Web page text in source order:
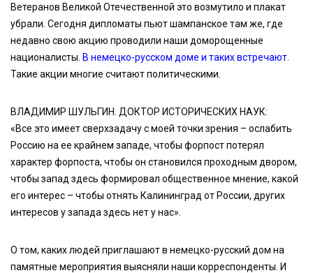
Ветеранов Великой Отечественной это возмутило и плакат
убрали. Сегодня дипломаты пьют шампанское там же, где
недавно свою акцию проводили наши доморощенные
националисты. В немецко-русском доме и таких встречают
Такие акции многие считают политическими.
ВЛАДИМИР ШУЛЬГИН. ДОКТОР ИСТОРИЧЕСКИХ НАУК:
«Все это имеет сверхзадачу с моей точки зрения – ослабить
Россию на ее крайнем западе, чтобы форпост потерял
характер форпоста, чтобы он становился проходным двором,
чтобы запад здесь формировал общественное мнение, какой
его интерес – чтобы отнять Калининград от России, других
интересов у запада здесь нет у нас».
О том, каких людей приглашают в немецко-русский дом на
памятные мероприятия выясняли наши корреспонденты. И